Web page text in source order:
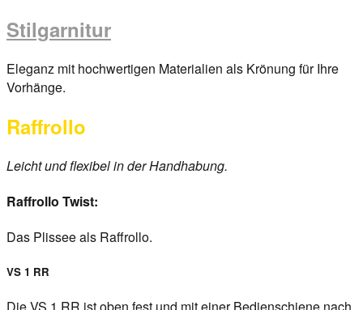
2017 By
Stilgarnitur
Posted
on
März
anova
Eleganz mit hochwertigen Materialien als Krönung für Ihre
Vorhänge.
Raffrollo
Leicht und flexibel in der Handhabung.
Raffrollo Twist:
Das Plissee als Raffrollo.
VS 1 RR